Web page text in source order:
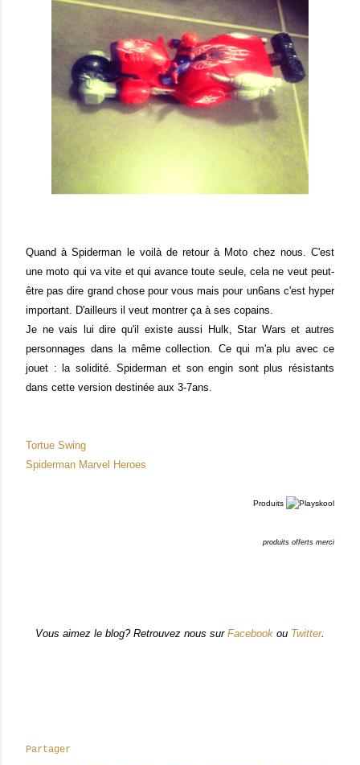
Quand à Spiderman le voilà de retour à Moto chez nous. C'est
une moto qui va vite et qui avance toute seule, cela ne veut peut-
être pas dire grand chose pour vous mais pour un6ans c'est hyper
important. D'ailleurs il veut montrer ça à ses copains.
Je ne vais lui dire qu'il existe aussi Hulk, Star Wars et autres
personnages dans la même collection. Ce qui m'a plu avec ce
jouet : la solidité. Spiderman et son engin sont plus résistants
dans cette version destinée aux 3-7ans.
Tortue Swing
Spiderman Marvel Heroes
Produits
produits offerts merci
Vous aimez le blog? Retrouvez nous sur Facebook ou Twitter.
Partager